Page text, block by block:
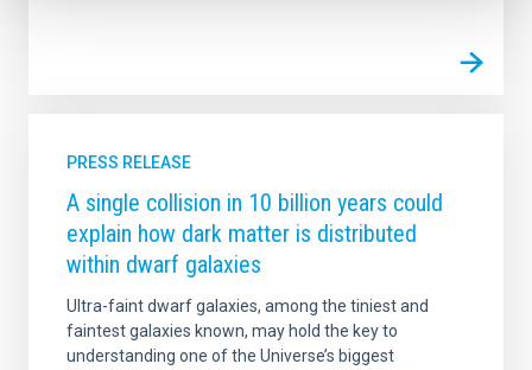
PRESS RELEASE
A single collision in 10 billion years could
explain how dark matter is distributed
within dwarf galaxies
Ultra-faint dwarf galaxies, among the tiniest and
faintest galaxies known, may hold the key to
understanding one of the Universe’s biggest